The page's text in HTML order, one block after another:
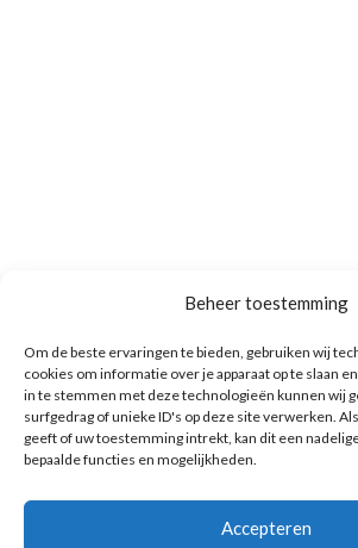
Beheer toestemming
Om de beste ervaringen te bieden, gebruiken wij
cookies om informatie over je apparaat op te slaan
in te stemmen met deze technologieën kunnen wij
surfgedrag of unieke ID's op deze site verwerken.
geeft of uw toestemming intrekt, kan dit een
bepaalde functies en mogelijkheden.
Accepteren